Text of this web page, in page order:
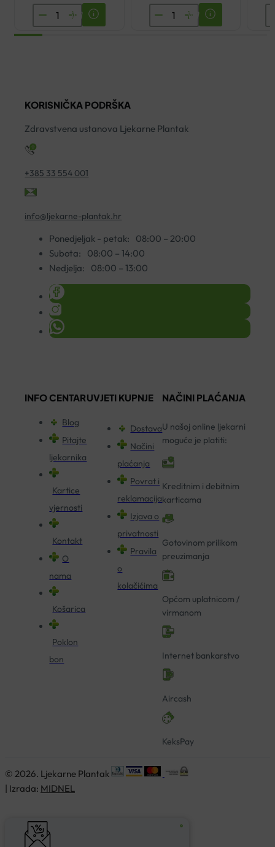
AVENE
CLEANANCE
ČIŠĆENJE
200ML
AVENE
TERMALNA
KORISNIČKA PODRŠKA
Zdravstvena ustanova Ljekarne Plantak
+385 33 554 001
info@ljekarne-plantak.hr
Ponedjeljak - petak:
08:00 – 20:00
Subota:
08:00 – 14:00
Nedjelja:
08:00 – 13:00
INFO CENTAR
Blog
Pitajte
ljekarnika
Kartice
vjernosti
Kontakt
O
nama
Košarica
Poklon
bon
UVJETI KUPNJE
Dostava
Načini
plaćanja
Povrat i
reklamacija
Izjava o
privatnosti
Pravila
o
kolačićima
NAČINI PLAĆANJA
U našoj online ljekarni
moguće je platiti:
Kreditnim i debitnim
karticama
Gotovinom prilikom
preuzimanja
Općom uplatnicom /
virmanom
Internet bankarstvo
Aircash
KeksPay
© 2026. Ljekarne Plantak
| Izrada: MIDNEL